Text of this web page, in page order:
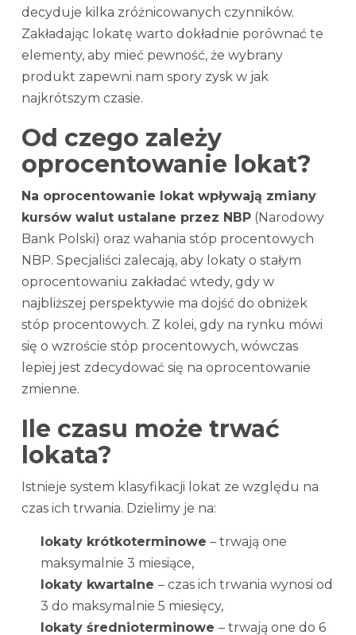
decyduje kilka zróżnicowanych czynników.
Zakładając lokatę warto dokładnie porównać te
elementy, aby mieć pewność, że wybrany
produkt zapewni nam spory zysk w jak
najkrótszym czasie.
Od czego zależy
oprocentowanie lokat?
Na oprocentowanie lokat wpływają zmiany
kursów walut ustalane przez NBP (Narodowy
Bank Polski) oraz wahania stóp procentowych
NBP. Specjaliści zalecają, aby lokaty o stałym
oprocentowaniu zakładać wtedy, gdy w
najbliższej perspektywie ma dojść do obniżek
stóp procentowych. Z kolei, gdy na rynku mówi
się o wzroście stóp procentowych, wówczas
lepiej jest zdecydować się na oprocentowanie
zmienne.
Ile czasu może trwać
lokata?
Istnieje system klasyfikacji lokat ze względu na
czas ich trwania. Dzielimy je na:
lokaty krótkoterminowe – trwają one
maksymalnie 3 miesiące,
lokaty kwartalne – czas ich trwania wynosi od
3 do maksymalnie 5 miesięcy,
lokaty średnioterminowe – trwają one do 6